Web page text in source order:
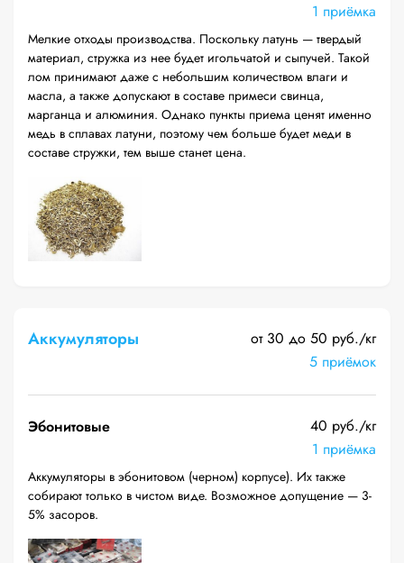
1 приёмка
Мелкие отходы производства. Поскольку латунь — твердый
материал, стружка из нее будет игольчатой и сыпучей. Такой
лом принимают даже с небольшим количеством влаги и
масла, а также допускают в составе примеси свинца,
марганца и алюминия. Однако пункты приема ценят именно
медь в сплавах латуни, поэтому чем больше будет меди в
составе стружки, тем выше станет цена.
Аккумуляторы
от 30 до 50 руб./кг
5 приёмок
Эбонитовые
40 руб./кг
1 приёмка
Аккумуляторы в эбонитовом (черном) корпусе). Их также
собирают только в чистом виде. Возможное допущение — 3-
5% засоров.